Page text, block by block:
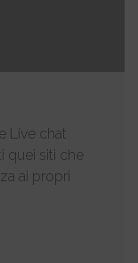
Live chat
quei siti che
ai propri